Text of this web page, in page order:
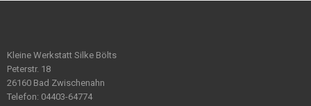
Kleine Werkstatt Silke Bölts
Peterstr. 18
26160 Bad Zwischenahn
Telefon: 04403-64774